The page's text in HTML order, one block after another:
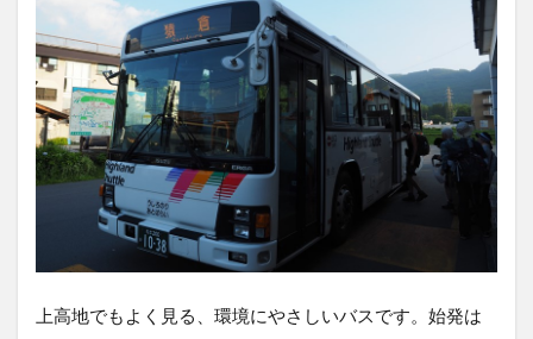
上高地でもよく見る、環境にやさしいバスです。始発は